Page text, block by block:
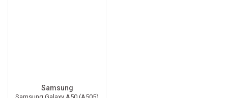
Samsung